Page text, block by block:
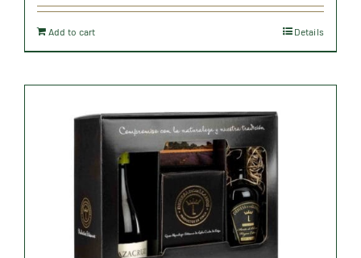
Add to cart Details